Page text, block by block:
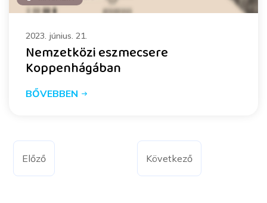
2023. június. 21.
Nemzetközi eszmecsere
Koppenhágában
BŐVEBBEN
Előző Következő